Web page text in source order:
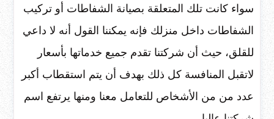
سواء كانت تلك المتعلقة بصيانة الشفاطات أو تركيب
الشفاطات داخل منزلك فإنه يمكننا القول أنه لا داعي
للقلق، حيث أن شركتنا تقدم جميع خدماتها بأسعار
لاتقبل المنافسة كل ذلك بهدف أن يتم استقطاب أكبر
عدد من من الأشخاص للتعامل معنا ومنها يرتفع اسم